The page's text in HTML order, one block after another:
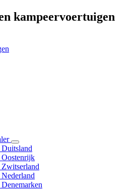
kampeervoertuigen
Duitsland
Oostenrijk
Zwitserland